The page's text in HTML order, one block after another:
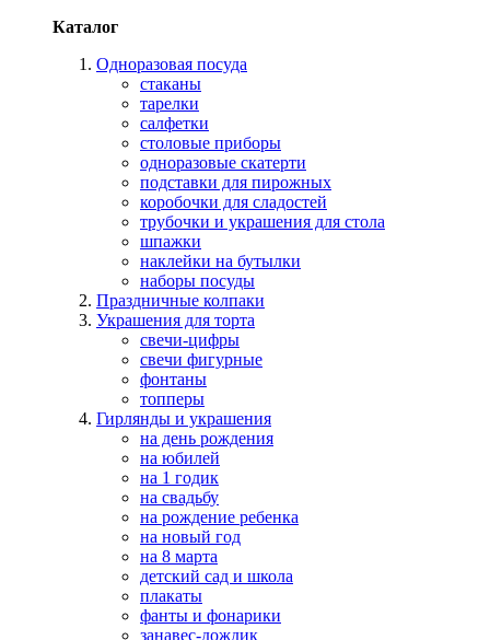
Каталог
Одноразовая посуда
стаканы
тарелки
салфетки
столовые приборы
одноразовые скатерти
подставки для пирожных
коробочки для сладостей
трубочки и украшения для стола
шпажки
наклейки на бутылки
наборы посуды
Праздничные колпаки
Украшения для торта
свечи-цифры
свечи фигурные
фонтаны
топперы
Гирлянды и украшения
на день рождения
на юбилей
на 1 годик
на свадьбу
на рождение ребенка
на новый год
на 8 марта
детский сад и школа
плакаты
фанты и фонарики
занавес-дождик